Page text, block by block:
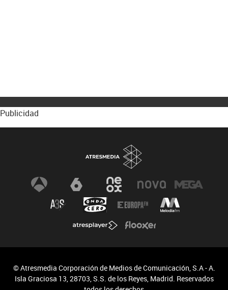
Publicidad
© Atresmedia Corporación de Medios de Comunicación, S.A - A.
Isla Graciosa 13, 28703, S.S. de los Reyes, Madrid. Reservados